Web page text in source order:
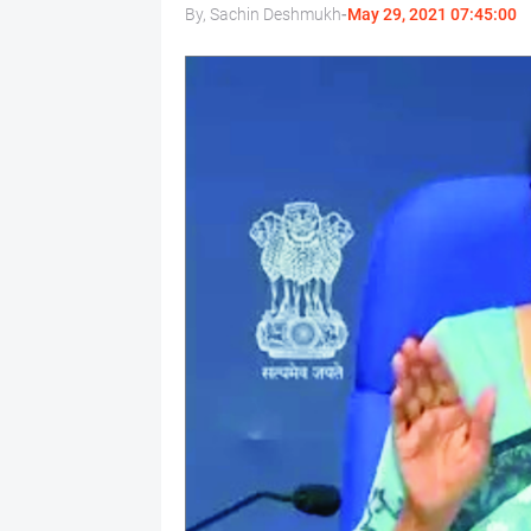
By, Sachin Deshmukh-May 29, 2021 07:45:00